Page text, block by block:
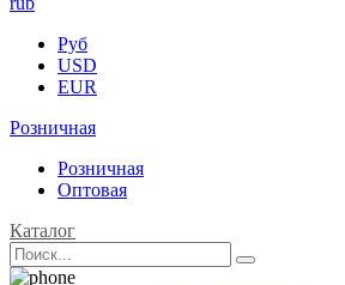
Руб
USD
EUR
Розничная
Розничная
Оптовая
Каталог